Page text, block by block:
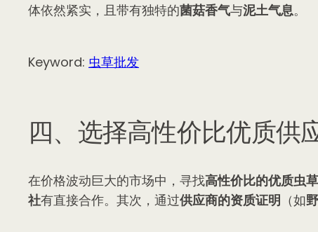
体依然紧实，且带有独特的菌菇香气与泥土气息。
Keyword: 虫草批发
四、选择高性价比优质供
在价格波动巨大的市场中，寻找高性价比的优质虫
社有直接合作。其次，通过供应商的资质证明 （如